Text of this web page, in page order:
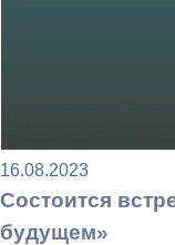
16.08.2023
Состоится
будущем»